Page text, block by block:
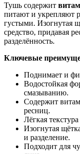
Тушь содержит
питают и укрепляют
густыми. Изогнутая
средство, придавая
разделённость.
Ключевые
Поднимает и
Водостойкая
смазыванию.
Содержит
ресниц.
Лёгкая
Изогнутая
и разделение.
Подходит для